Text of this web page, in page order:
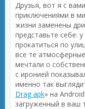
Друзья, вот я с
приключениями в
жизни заменены
представьте себе:
прокатиться по
все те
мечтали о
с иронией
именно так
Drag apk» на
загруженный в ваш